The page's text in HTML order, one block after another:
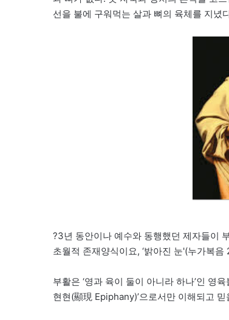
선을 불에 구워먹는 살과 뼈의 육체를 지녔
?3년 동안이나 예수와 동행했던 제자들이
초월적 존재양식이요, ‘밝아진 눈'(누가복
부활은 ‘영과 육이 둘이 아니라 하나’인 영
현현(顯現 Epiphany)’으로서만 이해되고